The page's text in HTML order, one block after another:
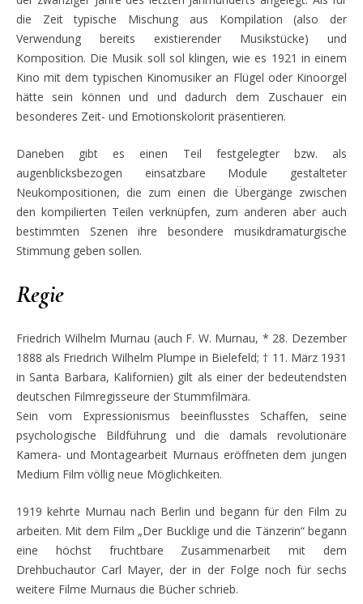
die Zeit typische Mischung aus Kompilation (also der
Verwendung bereits existierender Musikstücke) und
Komposition. Die Musik soll sol klingen, wie es 1921 in einem
Kino mit dem typischen Kinomusiker an Flügel oder Kinoorgel
hätte sein können und und dadurch dem Zuschauer ein
besonderes Zeit- und Emotionskolorit präsentieren.
Daneben gibt es einen Teil festgelegter bzw. als
augenblicksbezogen einsatzbare Module gestalteter
Neukompositionen, die zum einen die Übergänge zwischen
den kompilierten Teilen verknüpfen, zum anderen aber auch
bestimmten Szenen ihre besondere musikdramaturgische
Stimmung geben sollen.
Regie
Friedrich Wilhelm Murnau (auch F. W. Murnau, * 28. Dezember
1888 als Friedrich Wilhelm Plumpe in Bielefeld; † 11. März 1931
in Santa Barbara, Kalifornien) gilt als einer der bedeutendsten
deutschen Filmregisseure der Stummfilmära.
Sein vom Expressionismus beeinflusstes Schaffen, seine
psychologische Bildführung und die damals revolutionäre
Kamera- und Montagearbeit Murnaus eröffneten dem jungen
Medium Film völlig neue Möglichkeiten.
1919 kehrte Murnau nach Berlin und begann für den Film zu
arbeiten. Mit dem Film „Der Bucklige und die Tänzerin“ begann
eine höchst fruchtbare Zusammenarbeit mit dem
Drehbuchautor Carl Mayer, der in der Folge noch für sechs
weitere Filme Murnaus die Bücher schrieb.